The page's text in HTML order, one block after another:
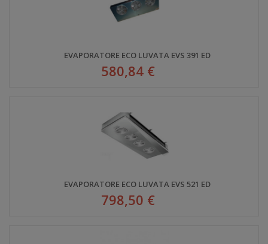
EVAPORATORE ECO LUVATA EVS 391 ED
580,84 €
EVAPORATORE ECO LUVATA EVS 521 ED
798,50 €